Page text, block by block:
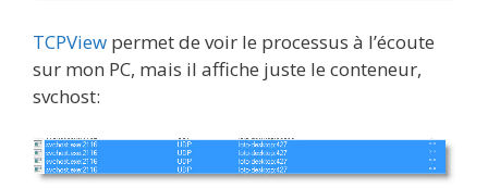
TCPView permet de voir le processus à l’écoute
sur mon PC, mais il affiche juste le conteneur,
svchost: